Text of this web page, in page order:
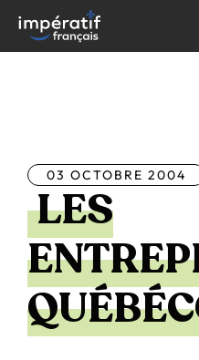
contenu
03 OCTOBRE 2004
LES